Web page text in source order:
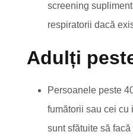
screening
respiratorii dacă
Adulți
Persoanele peste
fumătorii sau cei cu
sunt sfătuite să